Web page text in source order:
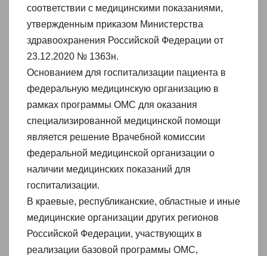
соответствии с медицинскими показаниями,
утвержденным приказом Министерства
здравоохранения Российской Федерации от
23.12.2020 № 1363н.
Основанием для госпитализации пациента в
федеральную медицинскую организацию в
рамках программы ОМС для оказания
специализированной медицинской помощи
является решение Врачебной комиссии
федеральной медицинской организации о
наличии медицинских показаний для
госпитализации.
В краевые, республиканские, областные и иные
медицинские организации других регионов
Российской Федерации, участвующих в
реализации базовой программы ОМС,